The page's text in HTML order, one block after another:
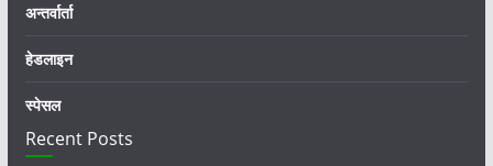
अन्तर्वार्ता
हेडलाइन
स्पेसल
Recent Posts